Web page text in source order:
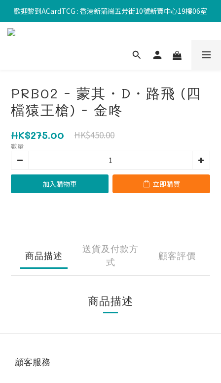
歡迎黎到ACardTCG : 香港新蒲崗五芳街10號新寶中心19樓06室
PRB02 - 蒙其・D・路飛 (四
檔猿王槍) - 金咚
HK$275.00 HK$450.00
數量
加入購物車 立即購買
商品描述
送貨及付款方
式
顧客評價
商品描述
顧客服務